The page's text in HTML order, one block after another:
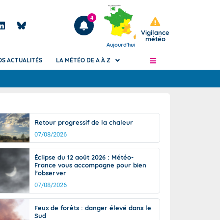
Articles
4
Aujourd'hui
Vigilance
météo
de
Phénomènes dangereux de J+2 à J+7
Avertissement pluies intenses à l'échelle
des communes (Apic)
Bulletins Marine
Bulletins d'estimation du risque
d'avalanche
Météo des forêts
Vigicrues
ACTUALITÉS LA MÉTÉO DE A À Z
Retour progressif de la chaleur
07/08/2026
Éclipse du 12 août 2026 : Météo-
France vous accompagne pour bien
l'observer
07/08/2026
Feux de forêts : danger élevé dans le
Sud